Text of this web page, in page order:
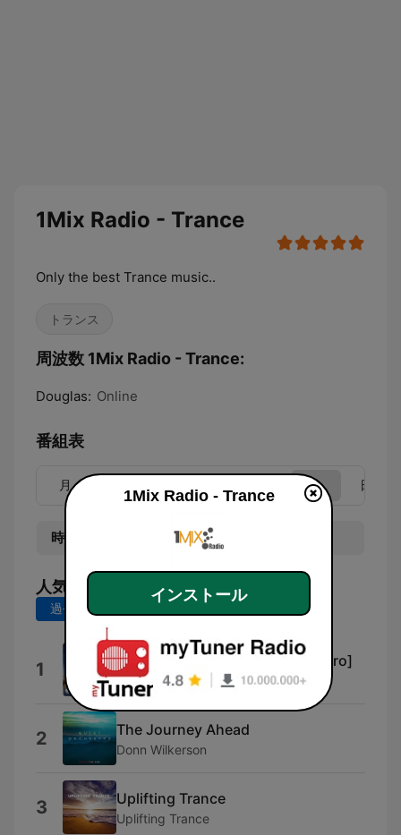
1Mix Radio - Trance
Only the best Trance music..
トランス
周波数 1Mix Radio - Trance:
Douglas: Online
番組表
月 土 日
時間
人気の曲
過去7日間 過去30日間
1 Uplifting Only (UpOnly 363) [Intro]
Ori Uplift Radio
2 The Journey Ahead
Donn Wilkerson
3 Uplifting Trance
Uplifting Trance
1Mix Radio - Trance
インストール